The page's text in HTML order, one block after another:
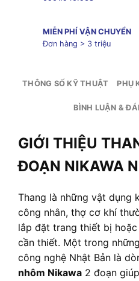
MIỄN PHÍ VẬN CHUYỂN
Đơn hàng > 3 triệu
THÔNG SỐ KỸ THUẬT PHỤ
BÌNH LUẬN &
GIỚI THIỆU
ĐOẠN NIKAWA
Thang là những vật dụng
công nhân, thợ cơ khí
lắp đặt trang thiết bị
cần thiết. Một trong
công nghệ Nhật Bản là
nhôm Nikawa 2 đoạn